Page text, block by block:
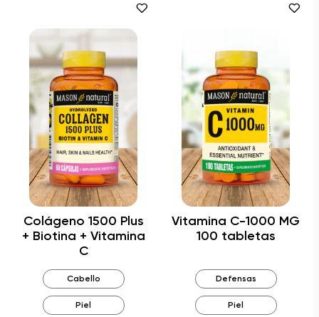
Colágeno 1500 Plus
+ Biotina + Vitamina
C
Cabello
Piel
Vitamina C-1000 MG
100 tabletas
Defensas
Piel